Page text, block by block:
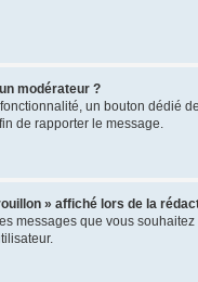
modérateur ?
un bouton dédié
de rapporter le message.
» affiché lors de la
messages que vous